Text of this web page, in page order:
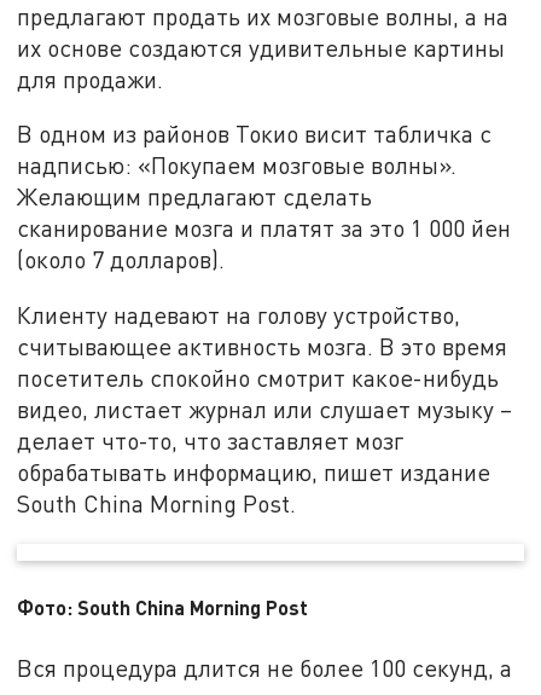
предлагают продать их мозговые волны, а на
их основе создаются удивительные картины
для продажи.
В одном из районов Токио висит табличка с
надписью: «Покупаем мозговые волны».
Желающим предлагают сделать
сканирование мозга и платят за это 1 000 йен
(около 7 долларов).
Клиенту надевают на голову устройство,
считывающее активность мозга. В это время
посетитель спокойно смотрит какое-нибудь
видео, листает журнал или слушает музыку –
делает что-то, что заставляет мозг
обрабатывать информацию, пишет издание
South China Morning Post.
Фото: South China Morning Post
Вся процедура длится не более 100 секунд, а